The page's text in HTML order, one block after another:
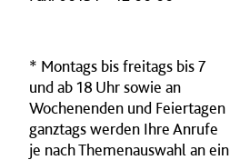
* Montags bis freitags bis 7
und ab 18 Uhr sowie an
Wochenenden und Feiertagen
ganztags werden Ihre Anrufe
je nach Themenauswahl an ein